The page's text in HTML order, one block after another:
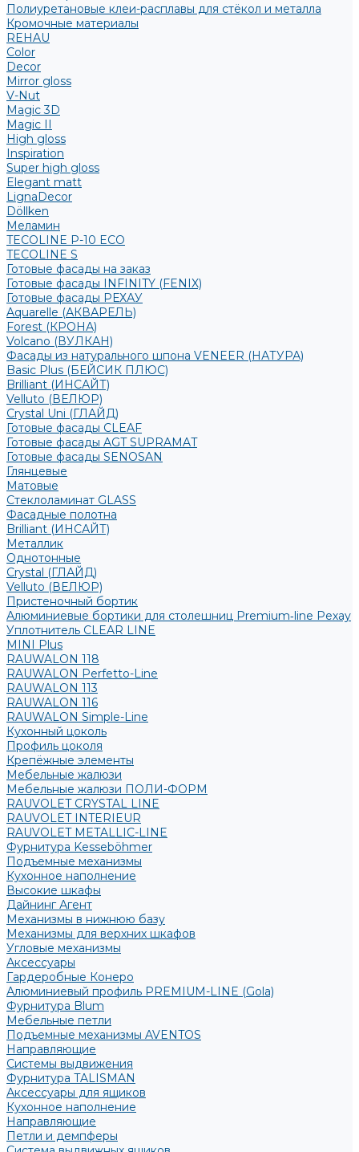
Полиуретановые клеи-расплавы для стёкол и металла
Кромочные материалы
REHAU
Color
Decor
Mirror gloss
V-Nut
Magic 3D
Magic II
High gloss
Inspiration
Super high gloss
Elegant matt
LignaDecor
Döllken
Меламин
TECOLINE P-10 ECO
TECOLINE S
Готовые фасады на заказ
Готовые фасады INFINITY (FENIX)
Готовые фасады РЕХАУ
Aquarelle (АКВАРЕЛЬ)
Forest (КРОНА)
Volcano (ВУЛКАН)
Фасады из натурального шпона VENEER (НАТУРА)
Basic Plus (БЕЙСИК ПЛЮС)
Brilliant (ИНСАЙТ)
Velluto (ВЕЛЮР)
Crystal Uni (ГЛАЙД)
Готовые фасады CLEAF
Готовые фасады AGT SUPRAMAT
Готовые фасады SENOSAN
Глянцевые
Матовые
Стеклоламинат GLASS
Фасадные полотна
Brilliant (ИНСАЙТ)
Металлик
Однотонные
Crystal (ГЛАЙД)
Velluto (ВЕЛЮР)
Пристеночный бортик
Алюминиевые бортики для столешниц Premium‑line Рехау
Уплотнитель CLEAR LINE
MINI Plus
RAUWALON 118
RAUWALON Perfetto-Line
RAUWALON 113
RAUWALON 116
RAUWALON Simple-Line
Кухонный цоколь
Профиль цоколя
Крепёжные элементы
Мебельные жалюзи
Мебельные жалюзи ПОЛИ-ФОРМ
RAUVOLET CRYSTAL LINE
RAUVOLET INTERIEUR
RAUVOLET METALLIC-LINE
Фурнитура Kesseböhmer
Подъемные механизмы
Кухонное наполнение
Высокие шкафы
Дайнинг Агент
Механизмы в нижнюю базу
Механизмы для верхних шкафов
Угловые механизмы
Аксессуары
Гардеробные Конеро
Алюминиевый профиль PREMIUM-LINE (Gola)
Фурнитура Blum
Мебельные петли
Подъемные механизмы AVENTOS
Направляющие
Системы выдвижения
Фурнитура TALISMAN
Аксессуары для ящиков
Кухонное наполнение
Направляющие
Петли и демпферы